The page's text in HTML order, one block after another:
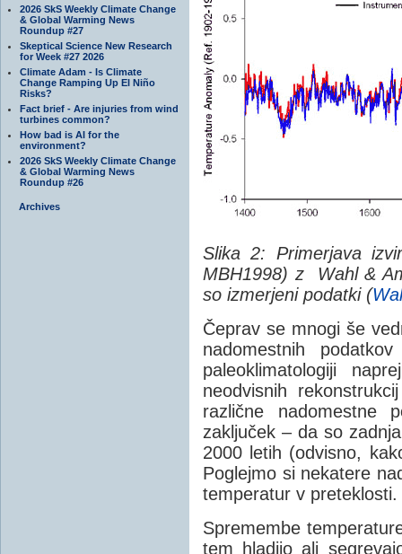
2026 SkS Weekly Climate Change
& Global Warming News
Roundup #27
Skeptical Science New Research
for Week #27 2026
Climate Adam - Is Climate
Change Ramping Up El Niño
Risks?
Fact brief - Are injuries from wind
turbines common?
How bad is AI for the
environment?
2026 SkS Weekly Climate Change
& Global Warming News
Roundup #26
Archives
Slika 2: Primerjava
MBH1998) z Wahl &
so izmerjeni podatki (
Čeprav se mnogi še
nadomestnih
paleoklimatologiji
neodvisnih
različne nadomestne
zaključek – da so
2000 letih (odvisno,
Poglejmo si nekatere
temperatur v preteklosti.
Spremembe
tem hladijo ali